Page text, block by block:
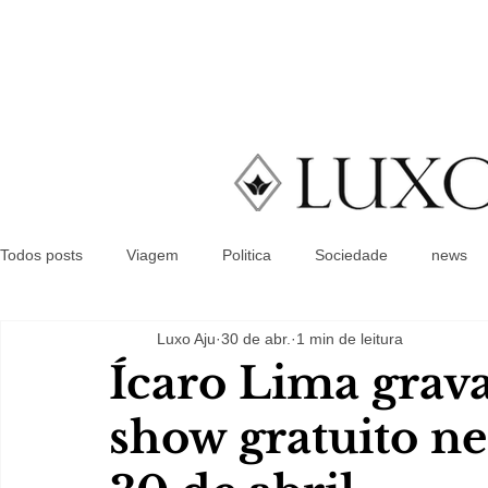
Todos posts Viagem Politica Sociedade news
Ícaro Lima
show gratuito
Luxo Aju 30 de abr. 1 min de leitura